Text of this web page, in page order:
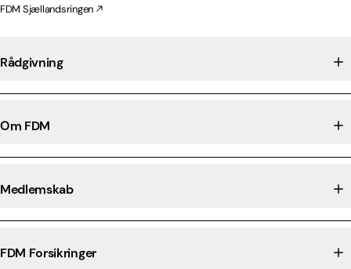
FDM Sjællandsringen
Rådgivning
Om FDM
Medlemskab
FDM Forsikringer